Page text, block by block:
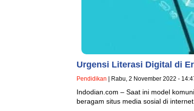
Urgensi Literasi Digital di
Pendidikan | Rabu, 2 November 2022 -
Indodian.com – Saat ini model
beragam situs media sosial di